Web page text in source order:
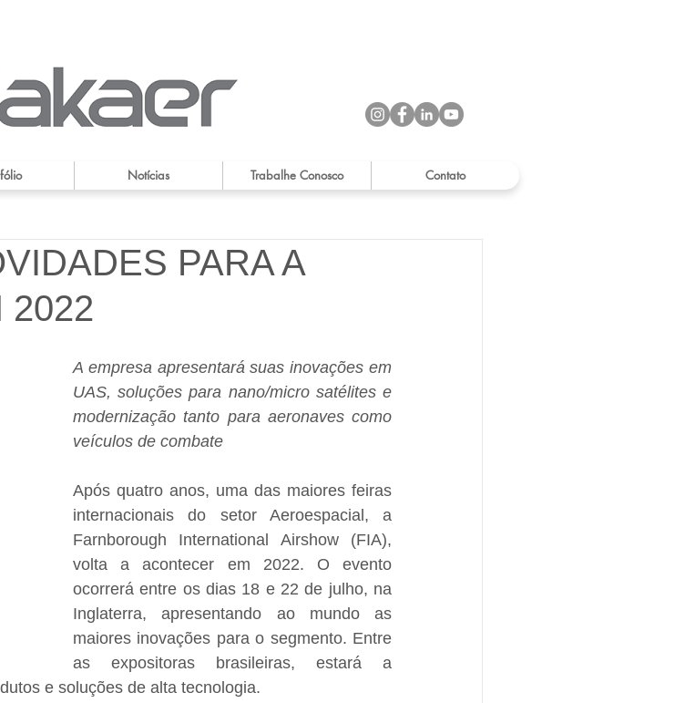
Notícias Trabalhe Conosco Contato
PARA A
2022
A empresa apresentará suas inovações em
UAS, soluções para nano/micro satélites e
modernização tanto para aeronaves como
veículos de combate
Após quatro anos, uma das maiores feiras
internacionais do setor Aeroespacial, a
Farnborough International Airshow (FIA),
volta a acontecer em 2022. O evento
ocorrerá entre os dias 18 e 22 de julho, na
Inglaterra, apresentando ao mundo as
maiores inovações para o segmento. Entre
as expositoras brasileiras, estará a
e soluções de alta tecnologia.